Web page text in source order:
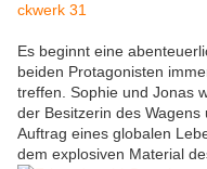
Es beginnt eine
beiden Protagonisten
treffen. Sophie und Jonas
der Besitzerin des
Auftrag eines globalen
dem explosiven Material